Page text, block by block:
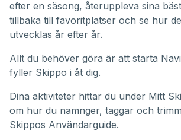
efter en säsong, återuppleva sina
tillbaka till favoritplatser och se hur
utvecklas år efter år.
Allt du behöver göra är att starta
fyller Skippo i åt dig.
Dina aktiviteter hittar du under Mitt
om hur du namnger, taggar och
Skippos Användarguide.